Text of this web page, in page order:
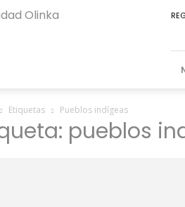
Etiquetas Pueblos indígeas
pueblos